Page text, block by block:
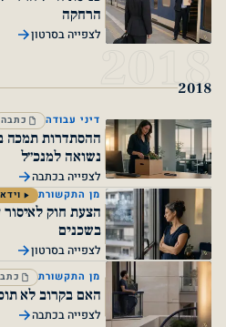
הרחקה
לצפייה בסרטון
דיני עבודה כתבה
ההסתדרות תמכה בפיטורי
נשואה למנכ״ל
לצפייה בכתבה
מן התקשורת וידאו
הצעת חוק לאיסור עישון בבית
בשכנים
לצפייה בסרטון
מן התקשורת כתבה
האם בקרוב לא תוכלו לעשן
לצפייה בכתבה